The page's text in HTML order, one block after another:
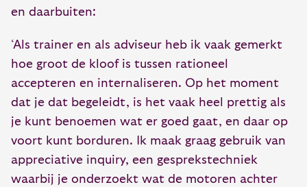
en daarbuiten:
‘Als trainer en als adviseur heb ik vaak gemerkt
hoe groot de kloof is tussen rationeel
accepteren en internaliseren. Op het moment
dat je dat begeleidt, is het vaak heel prettig als
je kunt benoemen wat er goed gaat, en daar op
voort kunt borduren. Ik maak graag gebruik van
appreciative inquiry, een gesprekstechniek
waarbij je onderzoekt wat de motoren achter